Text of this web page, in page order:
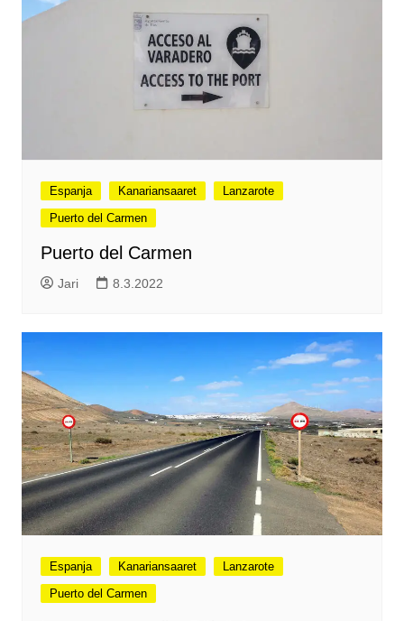
Espanja Kanariansaaret
Lanzarote
Puerto del Carmen
Puerto del Carmen
Jari 8.3.2022
Espanja Kanariansaaret
Lanzarote
Puerto del Carmen